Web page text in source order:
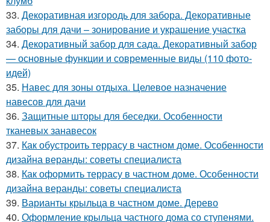
33. Декоративная изгородь для забора. Декоративные
заборы для дачи – зонирование и украшение участка
34. Декоративный забор для сада. Декоративный забор
— основные функции и современные виды (110 фото-
идей)
35. Навес для зоны отдыха. Целевое назначение
навесов для дачи
36. Защитные шторы для беседки. Особенности
тканевых занавесок
37. Как обустроить террасу в частном доме. Особенности
дизайна веранды: советы специалиста
38. Как оформить террасу в частном доме. Особенности
дизайна веранды: советы специалиста
39. Варианты крыльца в частном доме. Дерево
40. Оформление крыльца частного дома со ступенями.